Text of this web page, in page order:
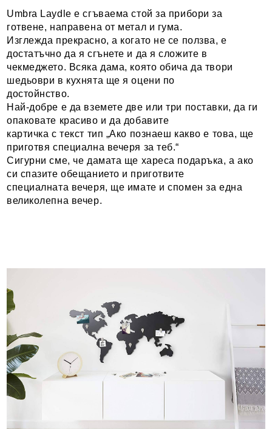
Umbra Laydle е сгъваема стой за прибори за
готвене, направена от метал и гума.
Изглежда прекрасно, а когато не се ползва, е
достатъчно да я сгънете и да я сложите в
чекмеджето. Всяка дама, която обича да твори
шедьоври в кухнята ще я оцени по
достойнство.
Най-добре е да вземете две или три поставки, да ги
опаковате красиво и да добавите
картичка с текст тип „Ако познаеш какво е това, ще
приготвя специална вечеря за теб.“
Сигурни сме, че дамата ще хареса подаръка, а ако
си спазите обещанието и приготвите
специалната вечеря, ще имате и спомен за една
великолепна вечер.